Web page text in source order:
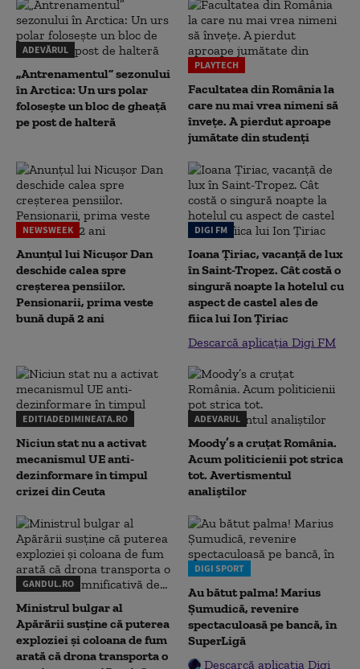
ADEVĂRUL
„Antrenamentul” sezonului
în Arctica: Un urs polar
folosește un bloc de gheață
pe post de halteră
PLAYTECH
Facultatea din România la
care nu mai vrea nimeni să
înveţe. A pierdut aproape
jumătate din studenţi
NEWSWEEK
Anunțul lui Nicușor Dan
deschide calea spre
creșterea pensiilor.
Pensionarii, prima veste
bună după 2 ani
DIGI FM
Ioana Țiriac, vacanță de lux
în Saint-Tropez. Cât costă o
singură noapte la hotelul cu
aspect de castel ales de
fiica lui Ion Țiriac
Descarcă aplicația Digi FM
EDITIADEDIMINEATA.RO
Niciun stat nu a activat
mecanismul UE anti-
dezinformare în timpul
crizei din Ceuta
ADEVARUL
Moody’s a cruțat România.
Acum politicienii pot strica
tot. Avertismentul
analiștilor
GANDUL.RO
Ministrul bulgar al
Apărării susține că puterea
exploziei și coloana de fum
arată că drona transporta o
DIGI SPORT
Au bătut palma! Marius
Șumudică, revenire
spectaculoasă pe bancă, în
SuperLigă
Descarcă aplicația Digi